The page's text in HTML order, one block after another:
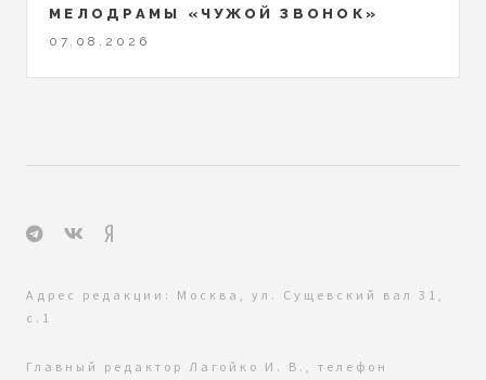
МЕЛОДРАМЫ «ЧУЖОЙ ЗВОНОК»
07.08.2026
Адрес редакции: Москва, ул. Сущевский вал 31,
с.1
Главный редактор Лагойко И. В., телефон